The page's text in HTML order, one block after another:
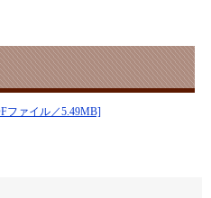
ファイル／5.49MB]